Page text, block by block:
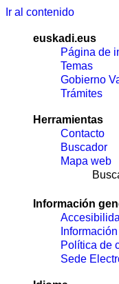
Ir al contenido
euskadi.eus
Página de
Temas
Gobierno
Trámites
Herramientas
Contacto
Buscador
Mapa web
Información
Política de
Sede